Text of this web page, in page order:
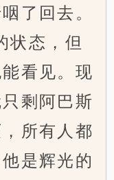
了回去。
态，但
看见。现
剩阿巴斯
所有人都
是辉光的